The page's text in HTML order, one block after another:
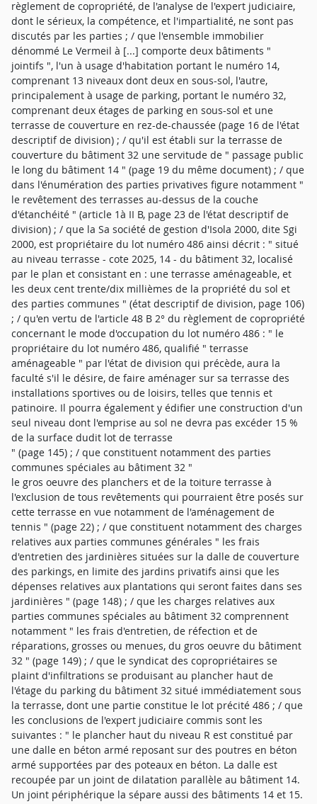
règlement de copropriété, de l'analyse de l'expert judiciaire,
dont le sérieux, la compétence, et l'impartialité, ne sont pas
discutés par les parties ; / que l'ensemble immobilier
dénommé Le Vermeil à [...] comporte deux bâtiments "
jointifs ", l'un à usage d'habitation portant le numéro 14,
comprenant 13 niveaux dont deux en sous-sol, l'autre,
principalement à usage de parking, portant le numéro 32,
comprenant deux étages de parking en sous-sol et une
terrasse de couverture en rez-de-chaussée (page 16 de l'état
descriptif de division) ; / qu'il est établi sur la terrasse de
couverture du bâtiment 32 une servitude de " passage public
le long du bâtiment 14 " (page 19 du même document) ; / que
dans l'énumération des parties privatives figure notamment "
le revêtement des terrasses au-dessus de la couche
d'étanchéité " (article 1à II B, page 23 de l'état descriptif de
division) ; / que la Sa société de gestion d'Isola 2000, dite Sgi
2000, est propriétaire du lot numéro 486 ainsi décrit : " situé
au niveau terrasse - cote 2025, 14 - du bâtiment 32, localisé
par le plan et consistant en : une terrasse aménageable, et
les deux cent trente/dix millièmes de la propriété du sol et
des parties communes " (état descriptif de division, page 106)
; / qu'en vertu de l'article 48 B 2° du règlement de copropriété
concernant le mode d'occupation du lot numéro 486 : " le
propriétaire du lot numéro 486, qualifié " terrasse
aménageable " par l'état de division qui précède, aura la
faculté s'il le désire, de faire aménager sur sa terrasse des
installations sportives ou de loisirs, telles que tennis et
patinoire. Il pourra également y édifier une construction d'un
seul niveau dont l'emprise au sol ne devra pas excéder 15 %
de la surface dudit lot de terrasse
" (page 145) ; / que constituent notamment des parties
communes spéciales au bâtiment 32 "
le gros oeuvre des planchers et de la toiture terrasse à
l'exclusion de tous revêtements qui pourraient être posés sur
cette terrasse en vue notamment de l'aménagement de
tennis " (page 22) ; / que constituent notamment des charges
relatives aux parties communes générales " les frais
d'entretien des jardinières situées sur la dalle de couverture
des parkings, en limite des jardins privatifs ainsi que les
dépenses relatives aux plantations qui seront faites dans ses
jardinières " (page 148) ; / que les charges relatives aux
parties communes spéciales au bâtiment 32 comprennent
notamment " les frais d'entretien, de réfection et de
réparations, grosses ou menues, du gros oeuvre du bâtiment
32 " (page 149) ; / que le syndicat des copropriétaires se
plaint d'infiltrations se produisant au plancher haut de
l'étage du parking du bâtiment 32 situé immédiatement sous
la terrasse, dont une partie constitue le lot précité 486 ; / que
les conclusions de l'expert judiciaire commis sont les
suivantes : " le plancher haut du niveau R est constitué par
une dalle en béton armé reposant sur des poutres en béton
armé supportées par des poteaux en béton. La dalle est
recoupée par un joint de dilatation parallèle au bâtiment 14.
Un joint périphérique la sépare aussi des bâtiments 14 et 15.